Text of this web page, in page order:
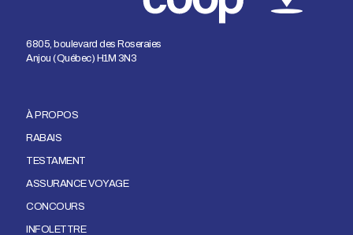
6805, boulevard des Roseraies
Anjou (Québec) H1M 3N3
À PROPOS
RABAIS
TESTAMENT
ASSURANCE VOYAGE
CONCOURS
INFOLETTRE